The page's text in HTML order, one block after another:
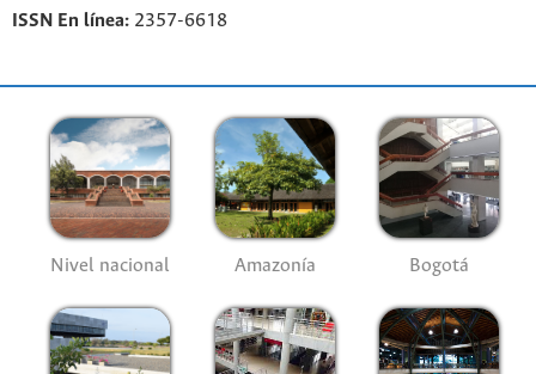
ISSN En línea: 2357-6618
Nivel nacional Amazonía Bogotá